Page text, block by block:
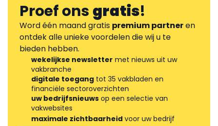
Proef onsgratis!
Word één maand gratis premium partneren
ontdek alle unieke voordelen die wij u te
bieden hebben.
wekelijkse newsletter met nieuws uit uw
vakbranche
digitale toegang tot 35 vakbladen en
financiële sectoroverzichten
uw bedrijfsnieuws op een selectie van
vakwebsites
maximale zichtbaarheid voor uw bedrijf